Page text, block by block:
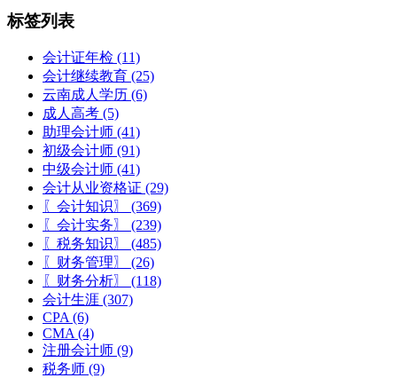
标签列表
会计证年检 (11)
会计继续教育 (25)
云南成人学历 (6)
成人高考 (5)
助理会计师 (41)
初级会计师 (91)
中级会计师 (41)
会计从业资格证 (29)
〖会计知识〗
(369)
〖会计实务〗
(239)
〖税务知识〗
(485)
〖财务管理〗
(26)
〖财务分析〗
(118)
会计生涯 (307)
CPA (6)
CMA (4)
注册会计师 (9)
税务师 (9)